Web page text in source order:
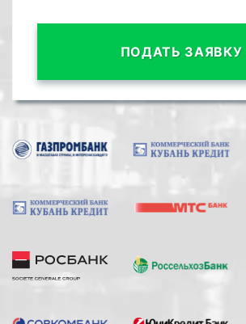
ПОДАТЬ ЗАЯВКУ